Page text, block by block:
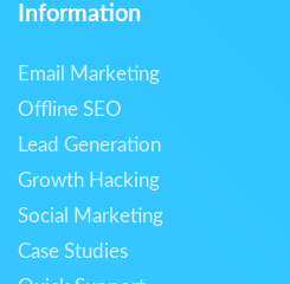
Information
Email Marketing
Offline SEO
Lead Generation
Growth Hacking
Social Marketing
Case Studies